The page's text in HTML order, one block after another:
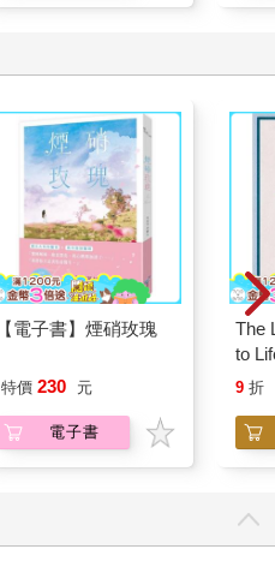
【電子書】煙硝玫瑰
特價 230 元
電子書
The
to
9 折